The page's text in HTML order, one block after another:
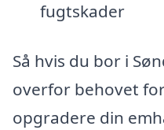
fugtskader
Så hvis du bor i
overfor behovet
opgradere din